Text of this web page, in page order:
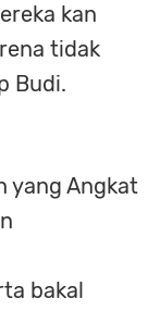
kan
tidak
Budi.
yang Angkat
bakal